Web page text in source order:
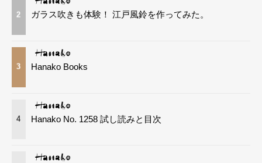
2 ガラス吹きも体験！ 江戸風鈴を作ってみた。
3 Hanako Books
4 Hanako No. 1258 試し読みと目次